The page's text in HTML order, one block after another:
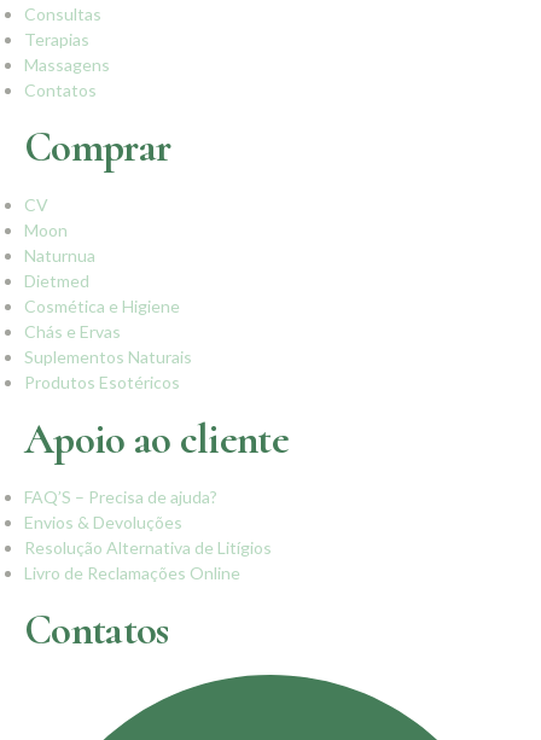
Consultas
Terapias
Massagens
Contatos
Comprar
CV
Moon
Naturnua
Dietmed
Cosmética e Higiene
Chás e Ervas
Suplementos Naturais
Produtos Esotéricos
Apoio ao cliente
FAQ’S – Precisa de ajuda?
Envios & Devoluções
Resolução Alternativa de Litígios
Livro de Reclamações Online
Contatos